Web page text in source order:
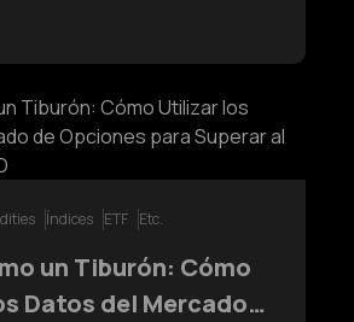
Índices ETF Etc.
un Tiburón: Cómo
Datos del Mercado